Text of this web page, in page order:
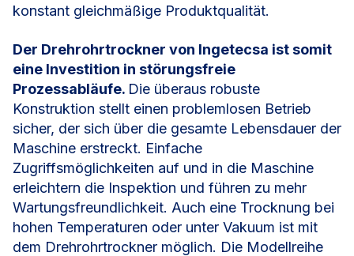
konstant gleichmäßige Produktqualität.
Der Drehrohrtrockner von Ingetecsa ist somit
eine Investition in störungsfreie
Prozessabläufe. Die überaus robuste
Konstruktion stellt einen problemlosen Betrieb
sicher, der sich über die gesamte Lebensdauer der
Maschine erstreckt. Einfache
Zugriffsmöglichkeiten auf und in die Maschine
erleichtern die Inspektion und führen zu mehr
Wartungsfreundlichkeit. Auch eine Trocknung bei
hohen Temperaturen oder unter Vakuum ist mit
dem Drehrohrtrockner möglich. Die Modellreihe